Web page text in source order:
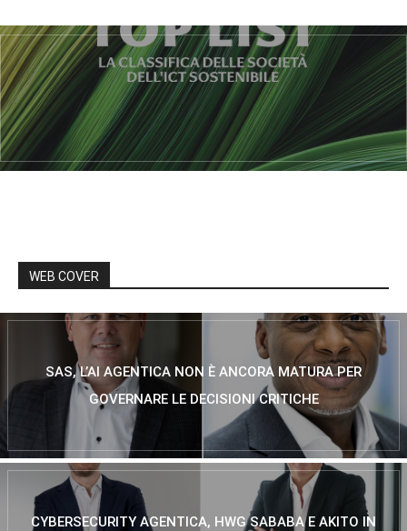
WEB COVER
SAS, L’AI AGENTICA NON È ANCORA MATURA PER
GOVERNARE LE DECISIONI CRITICHE
CYBERSECURITY AGENTICA, HWG SABABA E AKITO IN